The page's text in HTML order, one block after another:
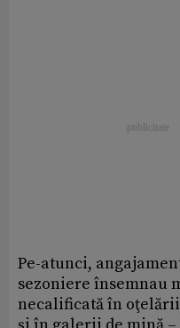
Pe-atunci,
sezoniere însemnau
necalificată în